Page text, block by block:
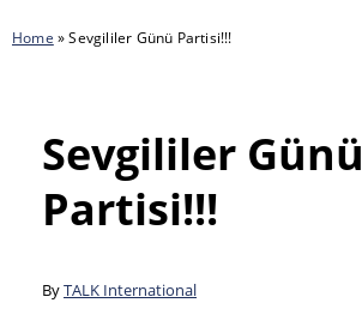
Home »Sevgililer Günü Partisi!!!
Sevgililer Günü
Partisi!!!
ByTALK International